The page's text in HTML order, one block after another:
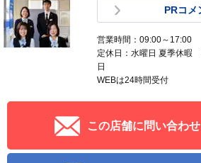
PRコメ
営業時間：09:00～17:00
定休日：水曜日 夏季休暇
日
WEBは24時間受付
この店舗に問い合わせ